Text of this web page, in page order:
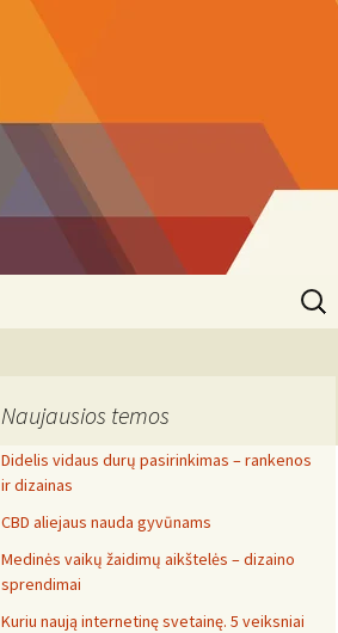
Search
for:
Naujausios temos
Didelis vidaus durų pasirinkimas – rankenos
ir dizainas
CBD aliejaus nauda gyvūnams
Medinės vaikų žaidimų aikštelės – dizaino
sprendimai
Kuriu naują internetinę svetainę. 5 veiksniai